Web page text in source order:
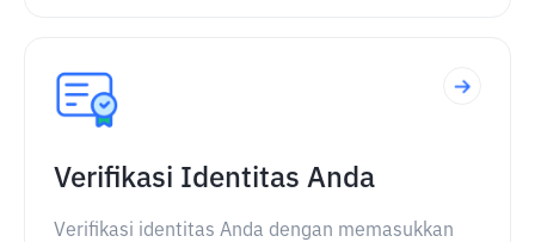
Verifikasi Identitas Anda
Verifikasi identitas Anda dengan memasukkan